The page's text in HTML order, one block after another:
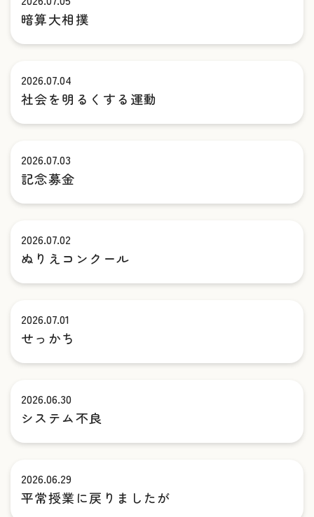
暗算大相撲
2026.07.04
社会を明るくする運動
2026.07.03
記念募金
2026.07.02
ぬりえコンクール
2026.07.01
せっかち
2026.06.30
システム不良
2026.06.29
平常授業に戻りましたが